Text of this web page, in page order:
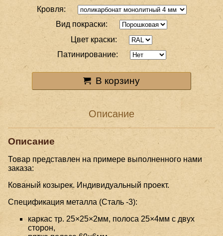
Кровля:
Вид покраски:
Цвет краски:
Патинирование:
В корзину
Описание
Описание
Товар представлен на примере выполненного нами
заказа:
Кованый козырек. Индивидуальный проект.
Спецификация металла (Сталь -3):
каркас тр. 25×25×2мм, полоса 25×4мм с двух
сторон,